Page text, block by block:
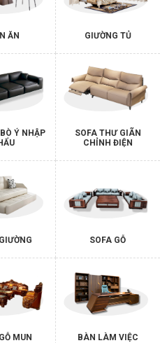
ĂN GIƯỜNG TỦ
Ý NHẬP
SOFA THƯ GIÃN
CHỈNH ĐIỆN
SOFA GỖ
MUN BÀN LÀM VIỆC